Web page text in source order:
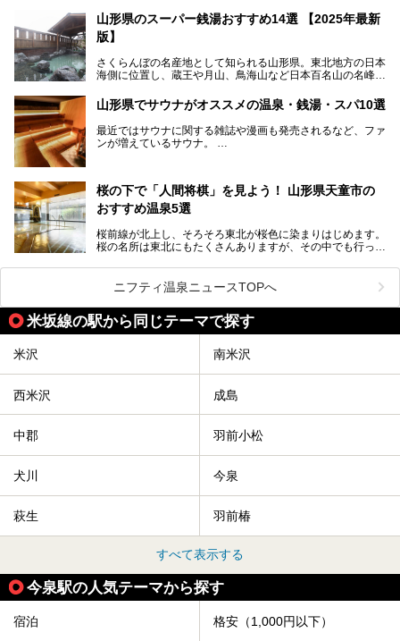
今回はその肘折温泉の「若松屋 村井六助旅館」に宿泊した
体験レポートとおすすめの温泉宿を2軒ご紹介します。
鄙びた風情があり、源泉掛け流しの旅館も多い肘折温泉は、
す。
山形県のスーパー銭湯おすすめ14選 【2025年最新
版】
さくらんぼの名産地として知られる山形県。東北地方の日本
海側に位置し、蔵王や月山、鳥海山など日本百名山の名峰や
の細道」全行程の1/3にあたる期間を山形県で過ごしたとい
われることからも、山形の深い魅力がうかがえます。
山形県はまた、県内全域に多様な温泉があり、35ある市町
村のすべてで温泉が湧いているという温泉県。そんな山形県
でぜひチェックしたいスーパー銭湯をご紹介します。
山形県でサウナがオススメの温泉・銭湯・スパ10選
最近ではサウナに関する雑誌や漫画も発売されるなど、ファ
ンが増えているサウナ。
こだわりを持つ施設も増えています。
今回はそんな今話題のサウナが楽しめる、山形県内にあるオ
ススメ温泉・銭湯・スパを10件まとめてご紹介します。
桜の下で「人間将棋」を見よう！ 山形県天童市の
おすすめ温泉5選
桜前線が北上し、そろそろ東北が桜色に染まりはじめます。
桜の名所は東北にもたくさんありますが、その中でも行って
舞鶴山の山頂まで軽いハイキングの気分で登れば、そこでは
なんと「人間将棋」が行われているのです！
「人間将棋」とは昭和31年から毎年春に山形県天童市で行
われている一大イベントで、甲冑や着物姿の武者に扮した人
間が将棋の駒となり、対局を行っているのです。
人気漫画「３月のライオン」の中でもこの人間将棋のシーン
りに、思わず吹き出してしまった読者もいることでしょう。
われます。また、23日は「天童百面指し」が行われ、人間
とができます。
天童市には温泉も多数あるので、桜と人間将棋を見た後はゆ
っくり温泉に浸かってはいかがでしょうか。
今回は山形県天童市のおすすめ温泉をご紹介します！
ニフティ温泉ニュースTOPへ
米坂線の駅から同じテーマで探す
米沢 南米沢
西米沢 成島
中郡 羽前小松
犬川 今泉
萩生 羽前椿
すべて表示する
今泉駅の人気テーマから探す
宿泊 格安（1,000円以下）